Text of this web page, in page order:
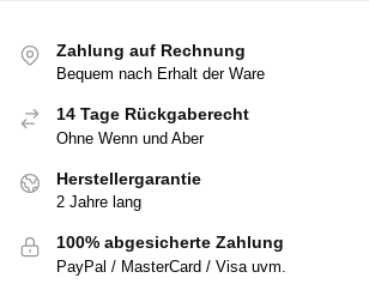
Zahlung auf Rechnung
Bequem nach Erhalt der Ware
14 Tage Rückgaberecht
Ohne Wenn und Aber
Herstellergarantie
2 Jahre lang
100% abgesicherte Zahlung
PayPal / MasterCard / Visa uvm.